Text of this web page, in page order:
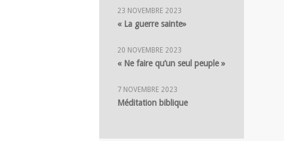
23 NOVEMBRE 2023
« La guerre sainte»
20 NOVEMBRE 2023
« Ne faire qu’un seul peuple »
7 NOVEMBRE 2023
Méditation biblique